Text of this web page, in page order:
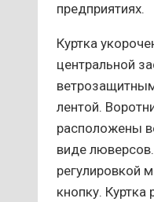
предприятиях.
Куртка
центральной
лентой.
расположены
виде
регулировкой
кнопку. Куртка